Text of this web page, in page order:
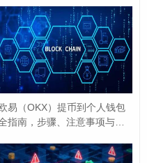
。
一个锁定脚本（ScriptPu
“必须提供与公钥A匹配
时，用户必须提
ScriptSig中）来满足这
会失败。
指出了它花费的是哪个U
易（OKX）提币到个人钱包
指南，步骤、注意事项与安